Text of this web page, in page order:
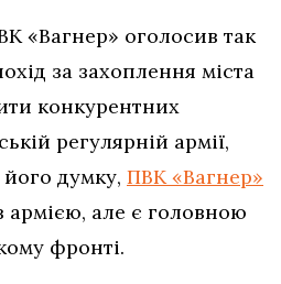
«Вагнер» оголосив так
за захоплення міста
конкурентних
регулярній армії,
думку, ПВК «Вагнер»
армією, але є головною
фронті.